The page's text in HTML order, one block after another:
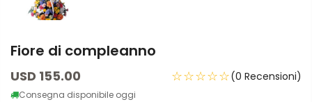
Fiore di compleanno
USD 155.00
Consegna disponibile oggi
☆☆☆☆☆(0 Recensioni)